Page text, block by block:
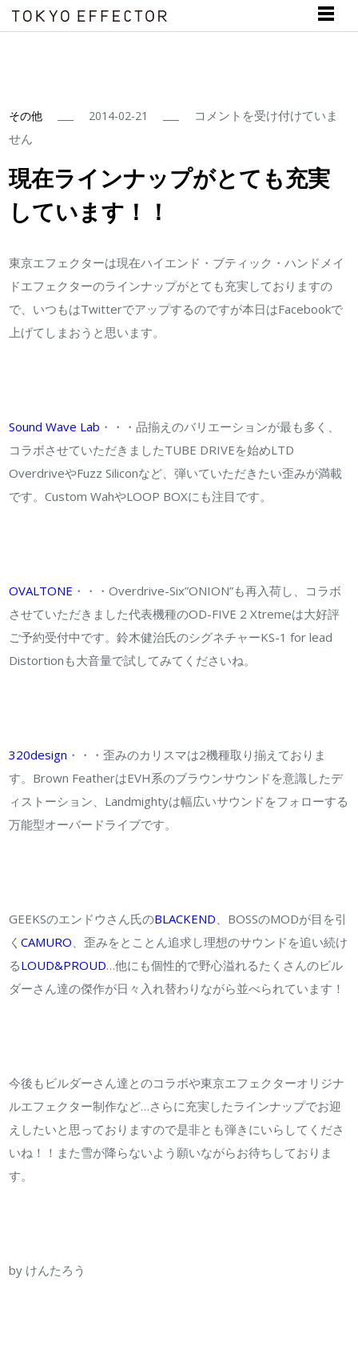
その他 2014-02-21
現
イ
コメントを受け付けていま
せん
現在ラインナップがとても充実
しています！！
東京エフェクターは現在ハイエンド・ブティック・ハンドメイ
ドエフェクターのラインナップがとても充実しておりますの
で、いつもはTwitterでアップするのですが本日はFacebookで
上げてしまおうと思います。
Sound Wave Lab ・・・品揃えのバリエーションが最も多く、
コラボさせていただきましたTUBE DRIVEを始めLTD
OverdriveやFuzz Siliconなど、弾いていただきたい歪みが満載
です。Custom WahやLOOP BOXにも注目です。
OVALTONE ・・・Overdrive-Six”ONION”も再入荷し、コラボ
させていただきました代表機種のOD-FIVE 2 Xtremeは大好評
ご予約受付中です。鈴木健治氏のシグネチャーKS-1 for lead
Distortionも大音量で試してみてくださいね。
320design ・・・歪みのカリスマは2機種取り揃えておりま
す。Brown FeatherはEVH系のブラウンサウンドを意識したデ
ィストーション、Landmightyは幅広いサウンドをフォローする
万能型オーバードライブです。
GEEKSのエンドウさん氏のBLACKEND、BOSSのMODが目を引
くCAMURO、歪みをとことん追求し理想のサウンドを追い続け
るLOUD&PROUD…他にも個性的で野心溢れるたくさんのビル
ダーさん達の傑作が日々入れ替わりながら並べられています！
今後もビルダーさん達とのコラボや東京エフェクターオリジナ
ルエフェクター制作など…さらに充実したラインナップでお迎
えしたいと思っておりますので是非とも弾きにいらしてくださ
いね！！また雪が降らないよう願いながらお待ちしておりま
す。
by けんたろう